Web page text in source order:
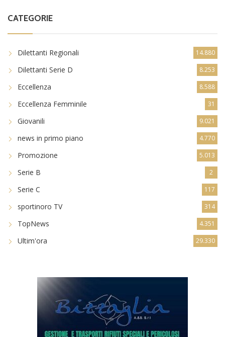
CATEGORIE
Dilettanti Regionali 14.880
Dilettanti Serie D 8.253
Eccellenza 8.588
Eccellenza Femminile 31
Giovanili 9.021
news in primo piano 4.770
Promozione 5.013
Serie B 2
Serie C 117
sportinoro TV 314
TopNews 4.351
Ultim'ora 29.330